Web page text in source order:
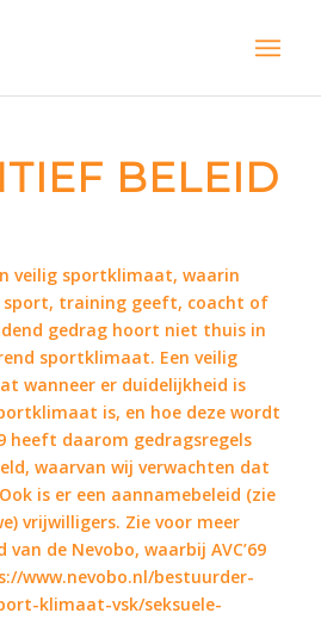
BELEID
veilig sportklimaat, waarin
sport, training geeft, coacht of
gedrag hoort niet thuis in
sportklimaat. Een veilig
wanneer er duidelijkheid is
is, en hoe deze wordt
heeft daarom gedragsregels
waarvan wij verwachten dat
is er een aannamebeleid (zie
vrijwilligers. Zie voor meer
de Nevobo, waarbij AVC’69
www.nevobo.nl/bestuurder-
klimaat-vsk/seksuele-